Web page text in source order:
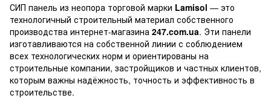
СИП панель из неопора торговой марки Lamisol — это
технологичный строительный материал собственного
производства интернет-магазина 247.com.ua. Эти панели
изготавливаются на собственной линии с соблюдением
всех технологических норм и ориентированы на
строительные компании, застройщиков и частных клиентов,
которым важны надёжность, точность и эффективность в
строительстве.